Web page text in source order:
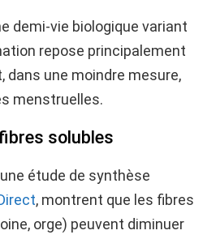
demi-vie biologique variant
repose principalement
dans une moindre mesure,
menstruelles.
solubles
étude de synthèse
, montrent que les fibres
orge) peuvent diminuer